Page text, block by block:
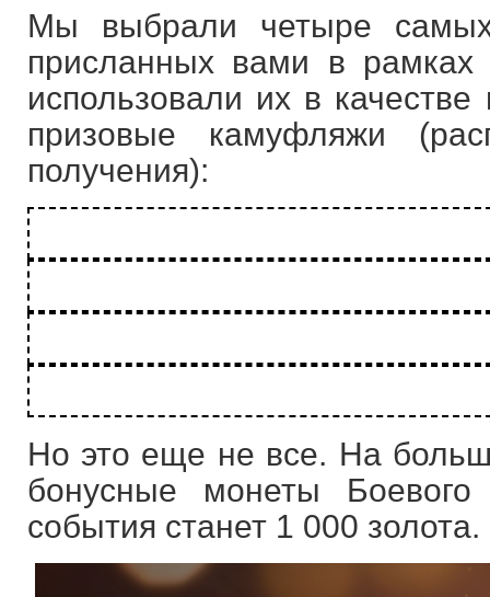
Мы выбрали четыре
присланных вами в рамках
использовали их в
призовые камуфляжи
получения):
Но это еще не все. На
бонусные монеты
события станет 1 000 золота.